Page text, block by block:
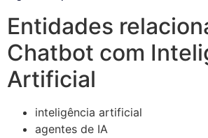
Entidades
Chatbot com
Artificial
inteligência artificial
agentes de IA